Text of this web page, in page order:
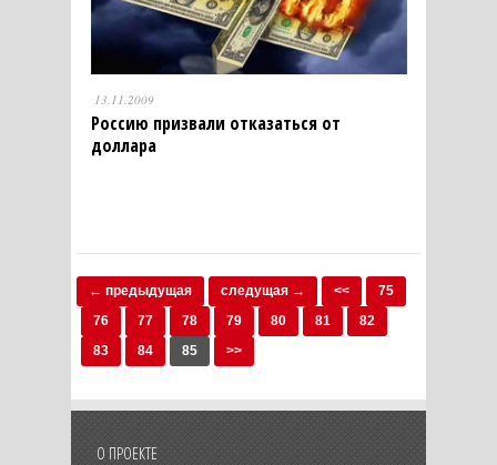
13.11.2009
Россию призвали отказаться от
доллара
← предыдущая следущая → <<
75
76
77 78 79 80 81
82
83
84 85 >>
О ПРОЕКТЕ